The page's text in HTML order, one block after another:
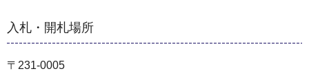
入札・開札場所
〒231-0005